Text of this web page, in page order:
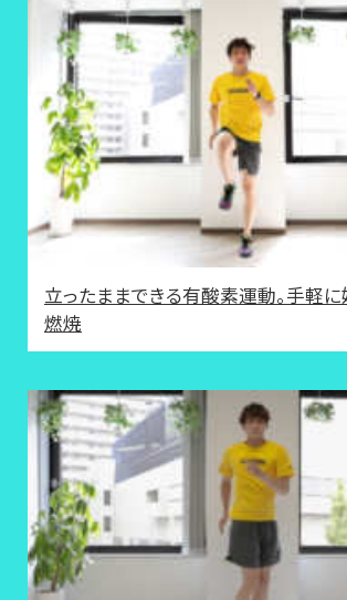
立ったままできる有酸素運動。手軽
燃焼